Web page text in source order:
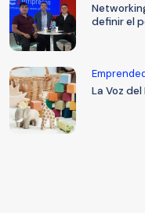
definir el
La Voz